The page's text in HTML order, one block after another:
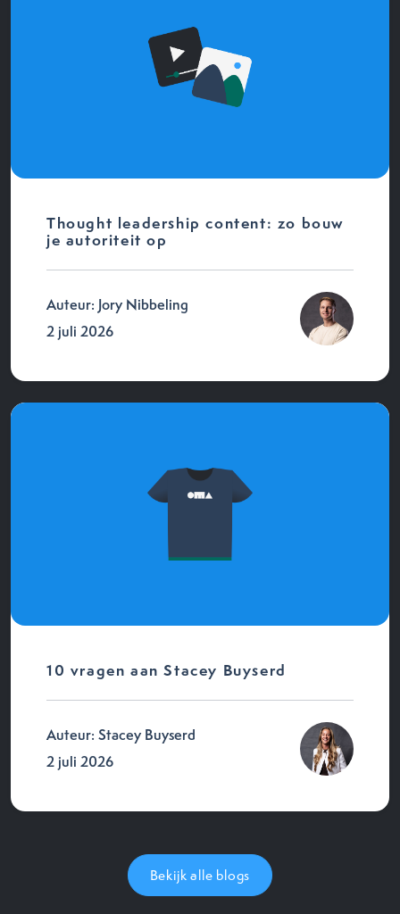
Thought leadership content: zo bouw
je autoriteit op
Auteur: Jory Nibbeling
2 juli 2026
10 vragen aan Stacey Buyserd
Auteur: Stacey Buyserd
2 juli 2026
Bekijk alle blogs